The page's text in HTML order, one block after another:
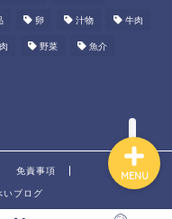
卵 汁物 牛肉
野菜 魚介
免責事項
ブログ
MENU
ダイエット